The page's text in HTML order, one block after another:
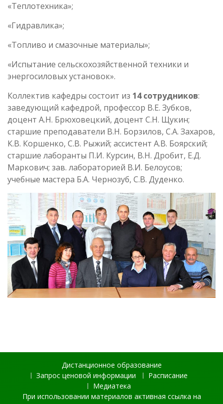
«Теплотехника»;
«Гидравлика»;
«Топливо и смазочные материалы»;
«Испытание сельскохозяйственной техники и
энергосиловых установок».
Коллектив кафедры состоит из 14 сотрудников:
заведующий кафедрой, профессор В.Е. Зубков,
доцент А.Н. Брюховецкий, доцент С.Н. Щукин;
старшие преподаватели В.Н. Борзилов, С.А. Захаров,
К.В. Коршенко, С.В. Рыжий; ассистент А.В. Боярский;
старшие лаборанты П.И. Курсин, В.Н. Дробит, Е.Д.
Маркович; зав. лабораторией В.И. Белоусов;
учебные мастера Б.А. Чернозуб, С.В. Дуденко.
Дистанционное образование
Запрос ценовой информации
Расписание
Медиатека
При использовании материалов активная ссылка на